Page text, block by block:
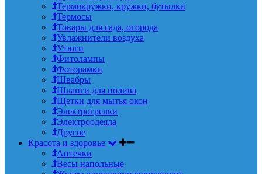
Термокружки, кружки, бутылки
Термосы
Товары для сада, огорода
Увлажнители воздуха
Утюги
Фитолампы
Фоторамки
Швабры
Шланги для полива
Щетки для мытья окон
Электрогрелки
Электроодеяла
Другое
Красота и здоровье
Аптечки
Весы напольные